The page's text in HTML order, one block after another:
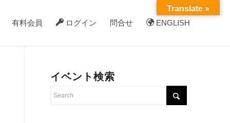
有料会員 ログイン 問合せ ENGLISH
イベント検索
Translate »